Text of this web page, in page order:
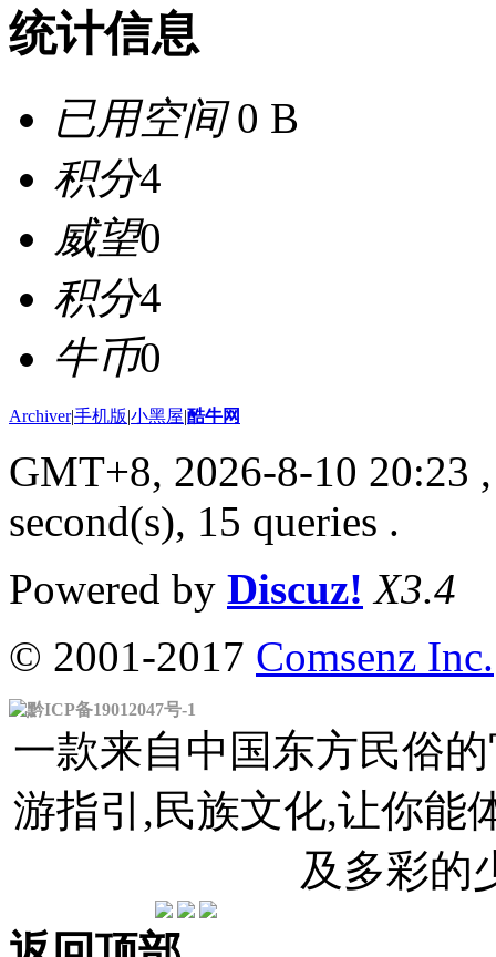
统计信息
已用空间0 B
积分4
威望0
积分4
牛币0
Archiver|手机版|小黑屋|酷牛网
GMT+8, 2026-8-10 20:23
second(s), 15 queries .
Powered by Discuz! X3.4
© 2001-2017 Comsenz Inc.
黔ICP备19012047号-1
一款来自中国东方民俗
游指引,民族文化,让你能
及多彩的